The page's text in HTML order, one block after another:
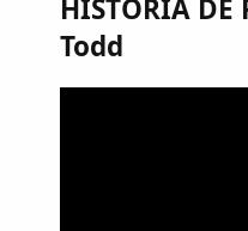
HISTORIA DE
Todd